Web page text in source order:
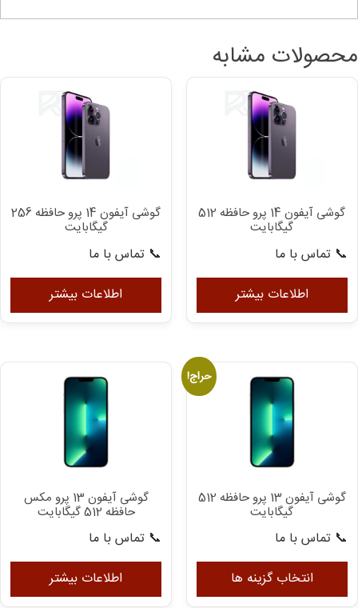
محصولات مشابه
گوشی آیفون 14 پرو حافظه 512
گیگابایت
📞 تماس با ما
اطلاعات بیشتر
گوشی آیفون 14 پرو حافظه 256
گیگابایت
📞 تماس با ما
اطلاعات بیشتر
حراج!
گوشی آیفون 13 پرو حافظه 512
گیگابایت
📞 تماس با ما
انتخاب گزینه ها
این
دارای
گوشی آیفون 13 پرو مکس
حافظه 512 گیگابایت
📞 تماس با ما
اطلاعات بیشتر